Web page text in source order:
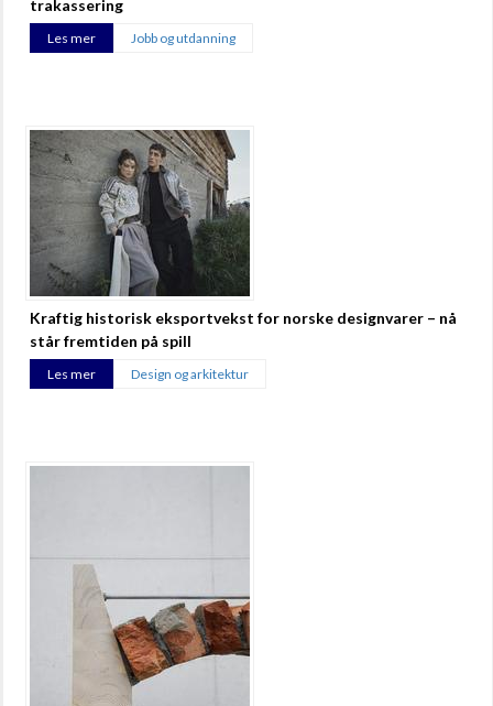
trakassering
Les mer Jobb og utdanning
Kraftig historisk eksportvekst for norske designvarer – nå
står fremtiden på spill
Les mer Design og arkitektur